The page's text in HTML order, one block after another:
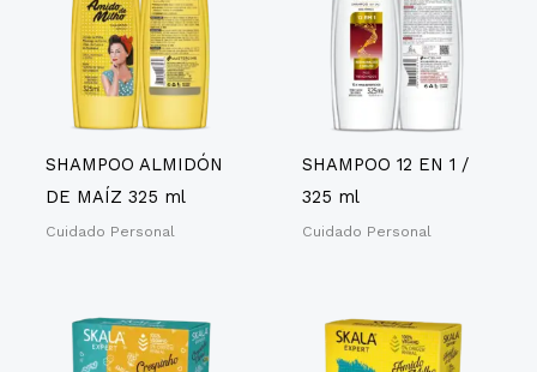
SHAMPOO ALMIDÓN
DE MAÍZ 325 ml
Cuidado Personal
SHAMPOO 12 EN 1 /
325 ml
Cuidado Personal